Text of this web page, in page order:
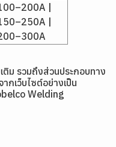
|
|
ม รวมถึงส่วนประกอบทาง
กเว็บไซต์อย่างเป็น
Welding